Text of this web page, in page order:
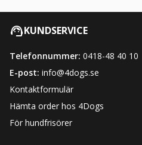
KUNDSERVICE
Telefonnummer: 0418-48 40 10
E-post: info@4dogs.se
Kontaktformulär
Hämta order hos 4Dogs
För hundfrisörer